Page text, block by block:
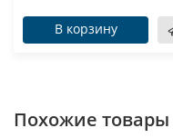
В корзину
Похожие товары